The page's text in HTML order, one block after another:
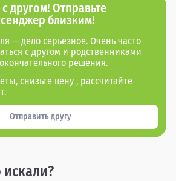
другом! Отправьте
близким!
— дело серьезное. Очень часто
с другом и родственниками
решения.
снизьте цену , рассчитайте
Отправить другу